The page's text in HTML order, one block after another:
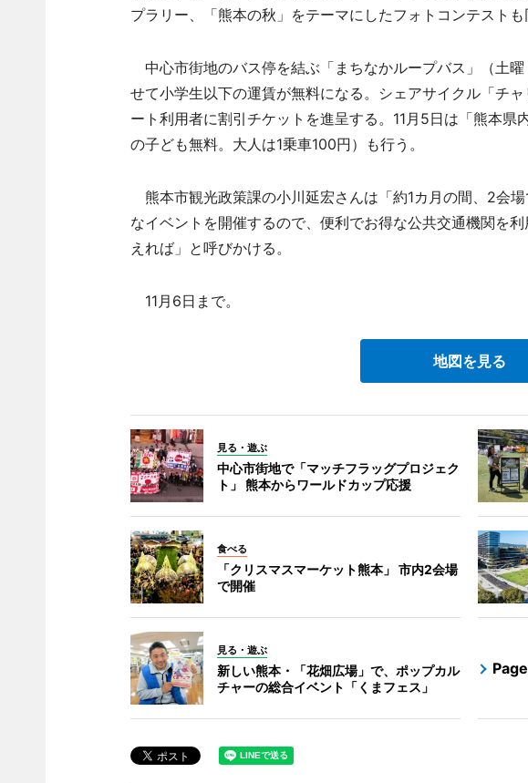
プラリー、「熊本の秋」をテーマにしたフォトコンテストも
中心市街地のバス停を結ぶ「まちなかループバス」（土
せて小学生以下の運賃が無料になる。シェアサイクル「チ
ート利用者に割引チケットを進呈する。11月5日は「熊本
の子ども無料。大人は1乗車100円）も行う。
熊本市観光政策課の小川延宏さんは「約1カ月の間、2会
なイベントを開催するので、便利でお得な公共交通機関を
えれば」と呼びかける。
11月6日まで。
地図を見る
見る・遊ぶ
中心市街地で「マッチフラッグプロジェク
ト」 熊本からワールドカップ応援
食べる
「クリスマスマーケット熊本」 市内2会場
で開催
見る・遊ぶ
新しい熊本・「花畑広場」で、ポップカル
チャーの総合イベント「くまフェス」